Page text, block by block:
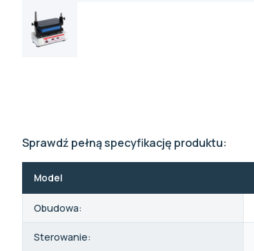
Sprawdź pełną specyfikację produktu:
Model
Obudowa:
Sterowanie: